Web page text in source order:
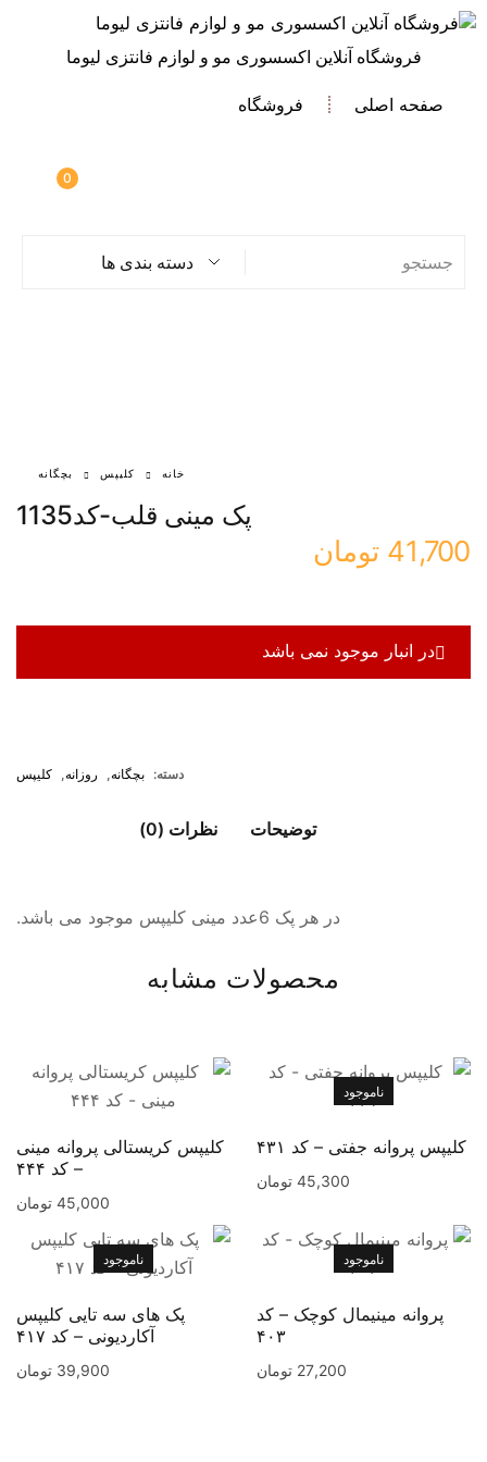
فروشگاه آنلاین اکسسوری مو و لوازم فانتزی لیوما
صفحه اصلی فروشگاه
0
دسته بندی ها
خانه کلیپس بچگانه
پک مینی قلب-کد1135
41,700 تومان
در انبار موجود نمی باشد
دسته: بچگانه روزانه کلیپس
توضیحات نظرات (0)
در هر پک 6عدد مینی کلیپس موجود می باشد.
محصولات مشابه
ناموجود
کلیپس پروانه جفتی – کد ۴۳۱
45,300 تومان
کلیپس کریستالی پروانه مینی
– کد ۴۴۴
45,000 تومان
ناموجود
پروانه مینیمال کوچک – کد
۴۰۳
27,200 تومان
ناموجود
پک های سه تایی کلیپس
آکارديونی – کد ۴۱۷
39,900 تومان